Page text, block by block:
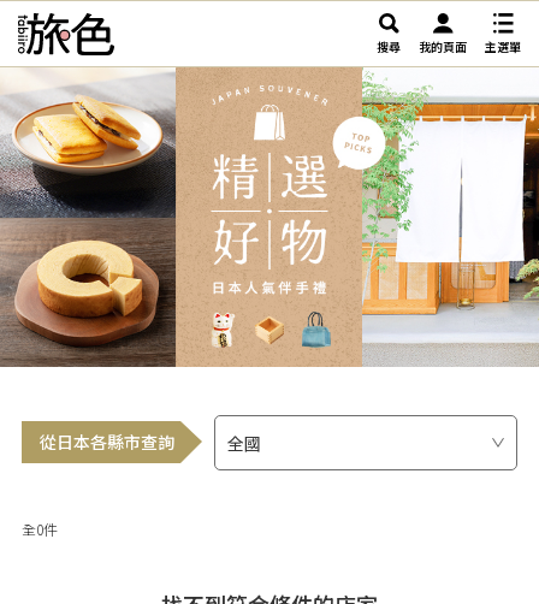
搜尋 我的頁面 主選單
從日本各縣市查詢
全0件